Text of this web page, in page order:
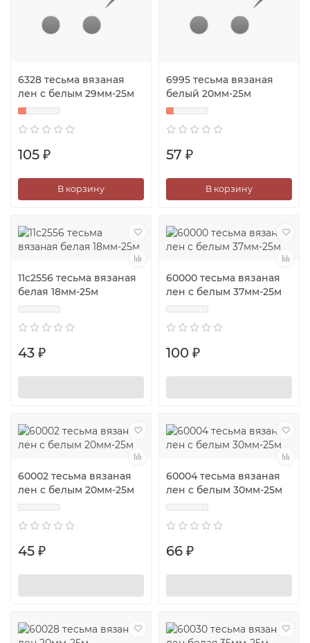
6328 тесьма вязаная
лен с белым 29мм-25м
105 ₽
В корзину
6995 тесьма вязаная
белый 20мм-25м
57 ₽
В корзину
11с2556 тесьма вязаная
белая 18мм-25м
43 ₽
60000 тесьма вязаная
лен с белым 37мм-25м
100 ₽
60002 тесьма вязаная
лен с белым 20мм-25м
45 ₽
60004 тесьма вязаная
лен с белым 30мм-25м
66 ₽